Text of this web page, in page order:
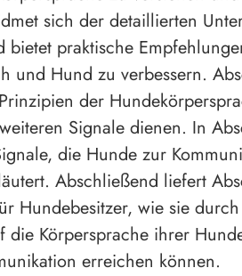
sich der detaillierten
bietet praktische
und Hund zu verbessern.
der
Signale dienen. In
die Hunde zur
Abschließend liefert
Hundebesitzer, wie sie
die Körpersprache ihrer
erreichen können.